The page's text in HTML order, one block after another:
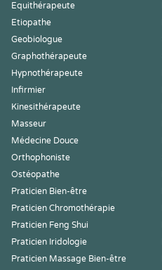
Equithérapeute
Etiopathe
Geobiologue
Graphothérapeute
Hypnothérapeute
Infirmier
Kinesithérapeute
Masseur
Médecine Douce
Orthophoniste
Ostéopathe
Praticien Bien-être
Praticien Chromothérapie
Praticien Feng Shui
Praticien Iridologie
Praticien Massage Bien-être